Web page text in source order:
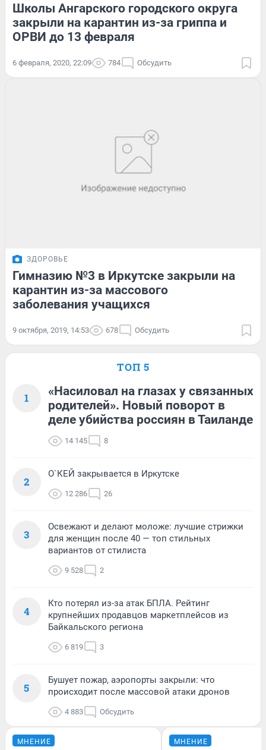
Школы Ангарского городского округа
закрыли на карантин из-за гриппа и
ОРВИ до 13 февраля
6 февраля, 2020, 22:09 784 Обсудить
ЗДОРОВЬЕ
Гимназию №3 в Иркутске закрыли на
карантин из-за массового
заболевания учащихся
9 октября, 2019, 14:53 678 Обсудить
ТОП 5
1
«Насиловал на глазах у связанных
родителей». Новый поворот в
деле убийства россиян в Таиланде
14 145 8
2
О`КЕЙ закрывается в Иркутске
12 286 26
3
Освежают и делают моложе: лучшие стрижки
для женщин после 40 — топ стильных
вариантов от стилиста
9 528 2
4
Кто потерял из-за атак БПЛА. Рейтинг
крупнейших продавцов маркетплейсов из
Байкальского региона
6 819 3
5
Бушует пожар, аэропорты закрыли: что
происходит после массовой атаки дронов
4 883 Обсудить
МНЕНИЕ МНЕНИЕ